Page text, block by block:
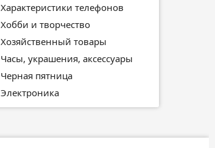
Характеристики телефонов
Хобби и творчество
Хозяйственный товары
Часы, украшения, аксессуары
Черная пятница
Электроника